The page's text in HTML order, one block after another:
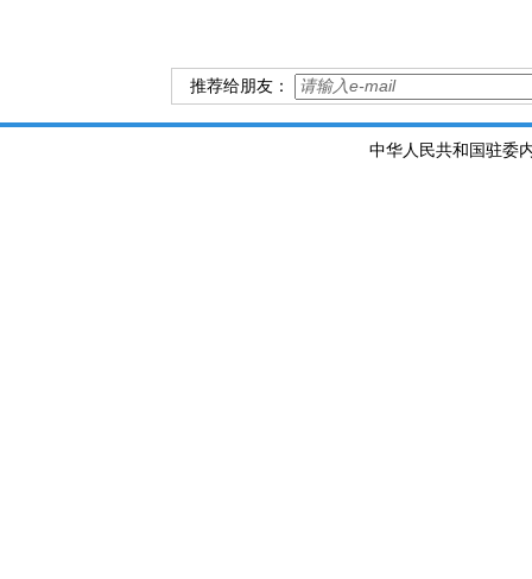
推荐给朋友：
中华人民共和国驻委